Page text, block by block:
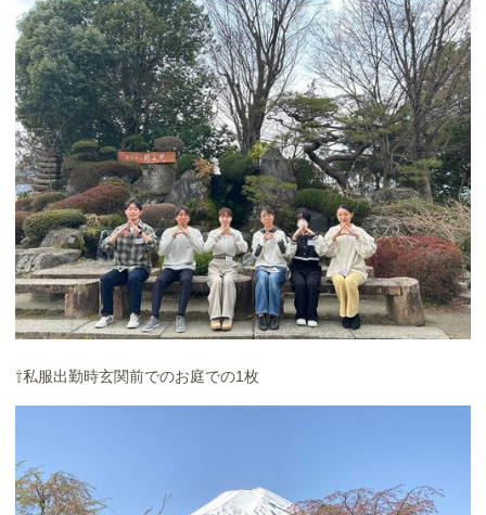
⇧私服出勤時玄関前でのお庭での1枚